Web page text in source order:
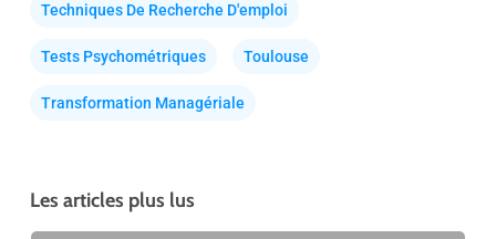
Techniques De Recherche D'emploi
Tests Psychométriques Toulouse
Transformation Managériale
Les articles plus lus